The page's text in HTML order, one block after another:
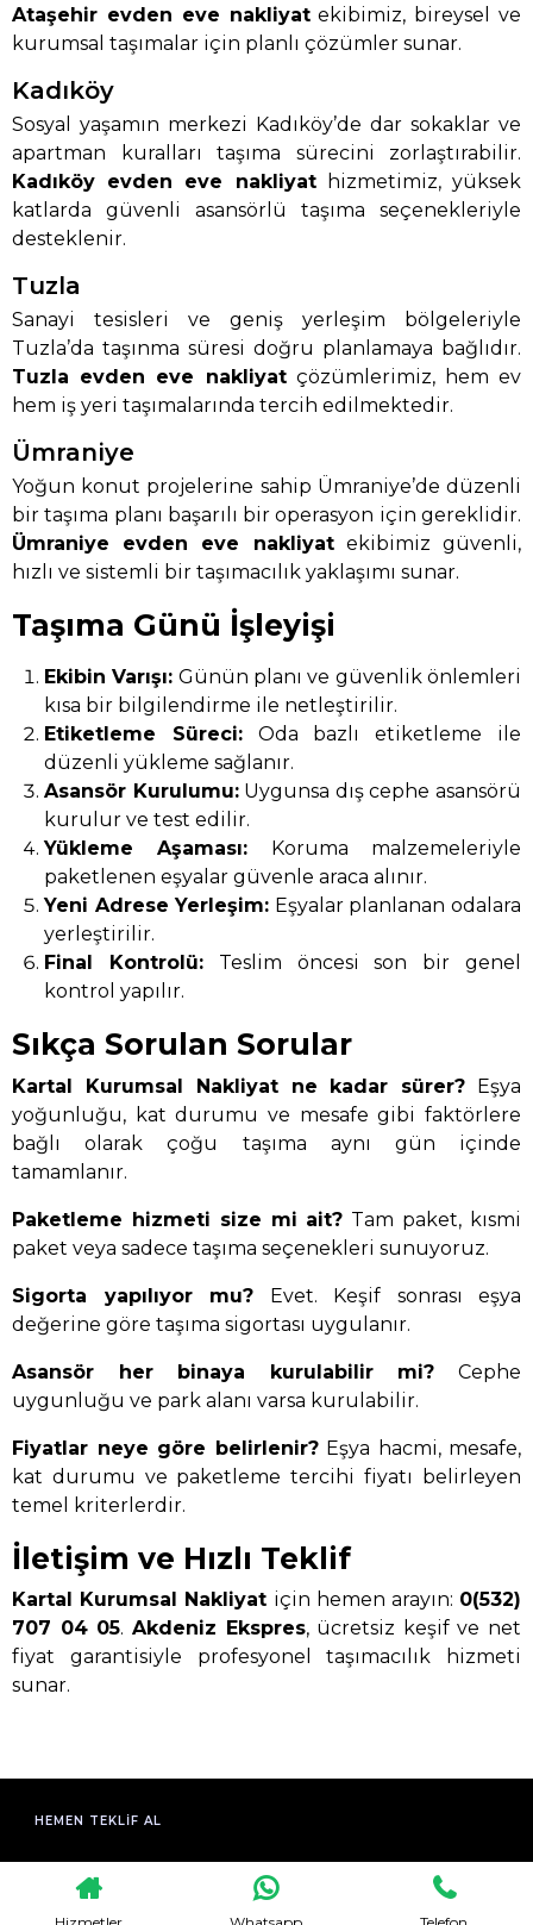
Ataşehir evden eve nakliyatekibimiz, bireysel ve
kurumsal taşımalar için planlı çözümler sunar.
Kadıköy
Sosyal yaşamın merkezi Kadıköy’de dar sokaklar ve
apartman kuralları taşıma sürecini zorlaştırabilir.
Kadıköy evden eve nakliyathizmetimiz, yüksek
katlarda güvenli asansörlü taşıma seçenekleriyle
desteklenir.
Tuzla
Sanayi tesisleri ve geniş yerleşim bölgeleriyle
Tuzla’da taşınma süresi doğru planlamaya bağlıdır.
Tuzla evden eve nakliyatçözümlerimiz, hem ev
hem iş yeri taşımalarında tercih edilmektedir.
Ümraniye
Yoğun konut projelerine sahip Ümraniye’de düzenli
bir taşıma planı başarılı bir operasyon için gereklidir.
Ümraniye evden eve nakliyatekibimiz güvenli,
hızlı ve sistemli bir taşımacılık yaklaşımı sunar.
Taşıma Günü İşleyişi
Ekibin Varışı: Günün planı ve güvenlik önlemleri
kısa bir bilgilendirme ile netleştirilir.
Etiketleme Süreci:Oda bazlı etiketleme ile
düzenli yükleme sağlanır.
Asansör Kurulumu:Uygunsa dış cephe asansörü
kurulur ve test edilir.
Yükleme Aşaması: Koruma malzemeleriyle
paketlenen eşyalar güvenle araca alınır.
Yeni Adrese Yerleşim: Eşyalar planlanan odalara
yerleştirilir.
Final Kontrolü: Teslim öncesi son bir genel
kontrol yapılır.
Sıkça Sorulan Sorular
Kartal Kurumsal Nakliyat ne kadar sürer? Eşya
yoğunluğu, kat durumu ve mesafe gibi faktörlere
bağlı olarak çoğu taşıma aynı gün içinde
tamamlanır.
Paketleme hizmeti size mi ait? Tam paket, kısmi
paket veya sadece taşıma seçenekleri sunuyoruz.
Sigorta yapılıyor mu? Evet. Keşif sonrası eşya
değerine göre taşıma sigortası uygulanır.
Asansör her binaya kurulabilir mi? Cephe
uygunluğu ve park alanı varsa kurulabilir.
Fiyatlar neye göre belirlenir?Eşya hacmi, mesafe,
kat durumu ve paketleme tercihi fiyatı belirleyen
temel kriterlerdir.
İletişim ve Hızlı Teklif
Kartal Kurumsal Nakliyat için hemen arayın: 0(532)
707 04 05. Akdeniz Ekspres, ücretsiz keşif ve net
fiyat garantisiyle profesyonel taşımacılık hizmeti
sunar.
HEMEN TEKLIF AL